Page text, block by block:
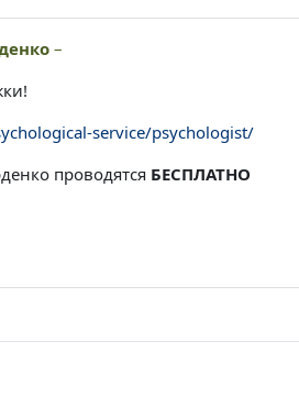
–
service/psychologist/
проводятся БЕСПЛАТНО